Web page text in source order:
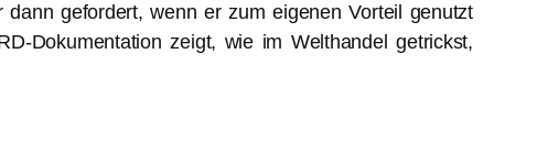
dann gefordert, wenn er zum eigenen Vorteil genutzt
Dokumentation zeigt, wie im Welthandel getrickst,